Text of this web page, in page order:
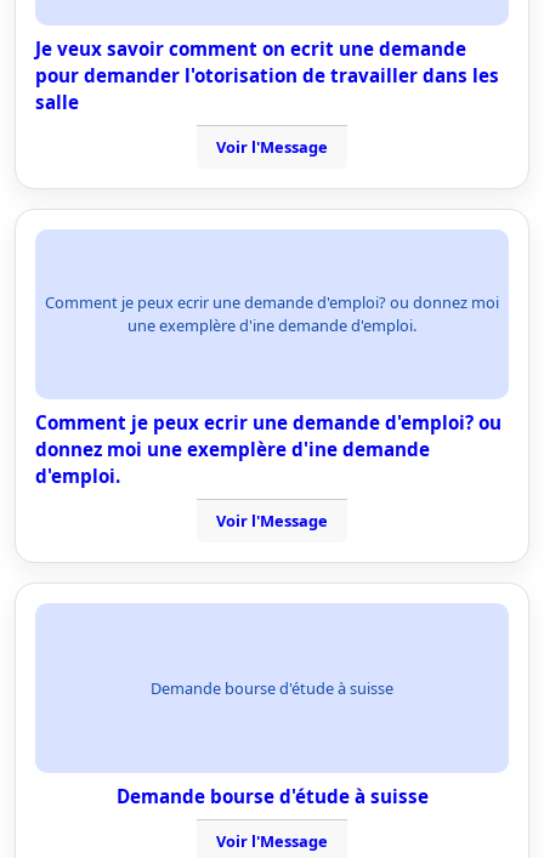
Je veux savoir comment on ecrit une demande
pour demander l'otorisation de travailler dans les
salle
Voir l'Message
Comment je peux ecrir une demande d'emploi? ou donnez moi
une exemplère d'ine demande d'emploi.
Comment je peux ecrir une demande d'emploi? ou
donnez moi une exemplère d'ine demande
d'emploi.
Voir l'Message
Demande bourse d'étude à suisse
Demande bourse d'étude à suisse
Voir l'Message